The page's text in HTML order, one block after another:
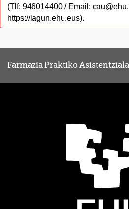
(Tlf: 946014400 / Email:
https://lagun.ehu.eus).
Farmazia Praktiko Asistentziala